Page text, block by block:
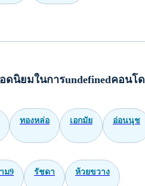
ดนิยมในการundefinedคอนโด
ทองหล่อ เอกมัย อ่อนนุช
ม9 รัชดา ห้วยขวาง